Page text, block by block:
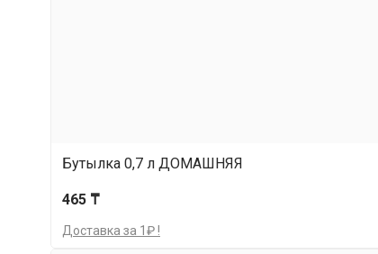
Бутылка 0,7 л ДОМАШНЯЯ
465 ₸
Доставка за 1₽ !